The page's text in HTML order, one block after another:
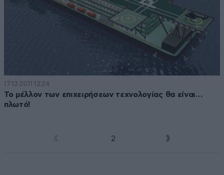
17·12·2011 12:24
Το μέλλον των επιχειρήσεων τεχνολογίας θα είναι…
πλωτό!
2